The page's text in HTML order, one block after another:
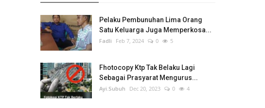
Pelaku Pembunuhan Lima Orang
Satu Keluarga Juga Memperkosa...
Fadli Feb 7, 2024 0 5
Fhotocopy Ktp Tak Belaku Lagi
Sebagai Prasyarat Mengurus...
Ayi.Subuh Dec 20, 2023 0 4